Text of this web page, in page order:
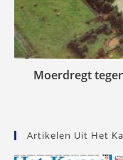
Moerdregt
Artikelen Uit Het